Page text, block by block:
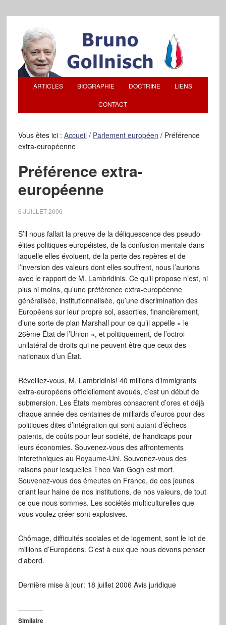
ARTICLES BIOGRAPHIE DOCTRINE LIENS
CONTACT
Vous êtes ici : Accueil / Parlement européen /Préférence
extra-européenne
Préférence extra-
européenne
6 JUILLET 2006
S’il nous fallait la preuve de la déliquescence des pseudo-
élites politiques européistes, de la confusion mentale dans
laquelle elles évoluent, de la perte des repères et de
l’inversion des valeurs dont elles souffrent, nous l’aurions
avec le rapport de M. Lambridinis. Ce qu’il propose n’est, ni
plus ni moins, qu’une préférence extra-européenne
généralisée, institutionnalisée, qu’une discrimination des
Européens sur leur propre sol, assorties, financièrement,
d’une sorte de plan Marshall pour ce qu’il appelle « le
26ème État de l’Union », et politiquement, de l’octroi
unilatéral de droits qui ne peuvent être que ceux des
nationaux d’un État.
Réveillez-vous, M. Lambridinis! 40 millions d’immigrants
extra-européens officiellement avoués, c’est un début de
submersion. Les États membres consacrent d’ores et déjà
chaque année des centaines de milliards d’euros pour des
politiques dites d’intégration qui sont autant d’échecs
patents, de coûts pour leur société, de handicaps pour
leurs économies. Souvenez-vous des affrontements
interethniques au Royaume-Uni. Souvenez-vous des
raisons pour lesquelles Theo Van Gogh est mort.
Souvenez-vous des émeutes en France, de ces jeunes
criant leur haine de nos institutions, de nos valeurs, de tout
ce que nous sommes. Les sociétés multiculturelles que
vous voulez créer sont explosives.
Chômage, difficultés sociales et de logement, sont le lot de
millions d’Européens. C’est à eux que nous devons penser
d’abord.
Dernière mise à jour: 18 juillet 2006 Avis juridique
Similaire